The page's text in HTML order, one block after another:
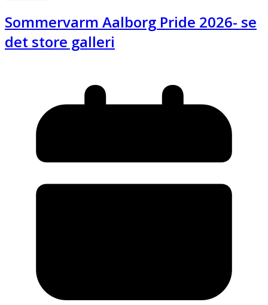
Sommervarm Aalborg Pride 2026- se
det store galleri